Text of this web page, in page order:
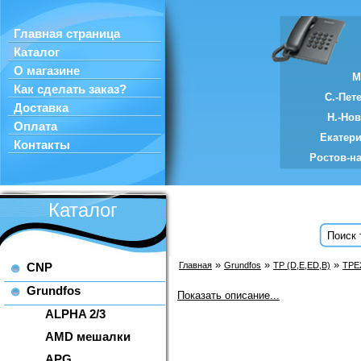
Главная страница
Каталог
О магазине
Как сделать заказ?
Доставка
Оплата
Контакты
С.-
Н.-
Ростов-
Каталог
CNP
Grundfos
ALPHA 2/3
AMD мешалки
Главная » Grundfos » TP (D,E,ED,B) »
Показать описание...